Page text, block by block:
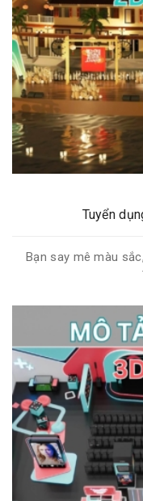
Tuyển
Bạn say mê màu